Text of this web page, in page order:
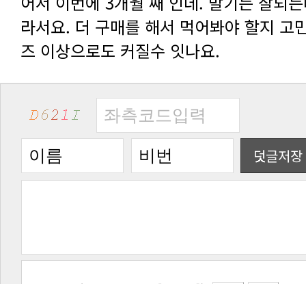
즈 이상으로도 커질수 잇나요.
덧글저장